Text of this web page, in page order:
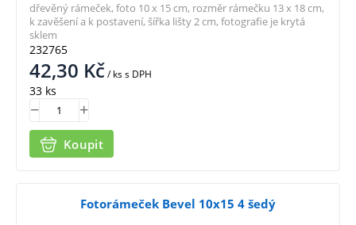
232765
42,30 Kč/ kss DPH
33 ks
Koupit
dřevěný rámeček, foto 10 x 15 cm, rozměr rámečku 13 x 18 cm,
k zavěšení a k postavení, šířka lišty 2 cm, fotografie je krytá
sklem
Fotorámeček Bevel 10x15 4 šedý